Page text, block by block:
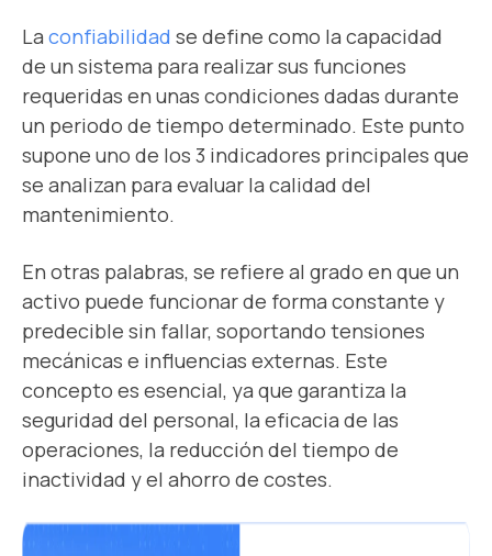
La confiabilidad se define como la capacidad
de un sistema para realizar sus funciones
requeridas en unas condiciones dadas durante
un periodo de tiempo determinado. Este punto
supone uno de los 3 indicadores principales que
se analizan para evaluar la calidad del
mantenimiento.
En otras palabras, se refiere al grado en que un
activo puede funcionar de forma constante y
predecible sin fallar, soportando tensiones
mecánicas e influencias externas. Este
concepto es esencial, ya que garantiza la
seguridad del personal, la eficacia de las
operaciones, la reducción del tiempo de
inactividad y el ahorro de costes.